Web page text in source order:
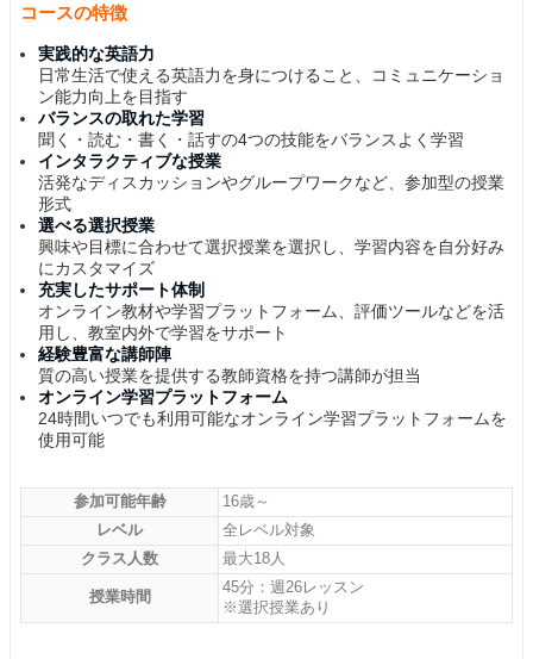
コースの特徴
実践的な英語力
日常生活で使える英語力を身につけること、コミュニケーショ
ン能力向上を目指す
バランスの取れた学習
聞く・読む・書く・話すの4つの技能をバランスよく学習
インタラクティブな授業
活発なディスカッションやグループワークなど、参加型の授業
形式
選べる選択授業
興味や目標に合わせて選択授業を選択し、学習内容を自分好み
にカスタマイズ
充実したサポート体制
オンライン教材や学習プラットフォーム、評価ツールなどを活
用し、教室内外で学習をサポート
経験豊富な講師陣
質の高い授業を提供する教師資格を持つ講師が担当
オンライン学習プラットフォーム
24時間いつでも利用可能なオンライン学習プラットフォームを
使用可能
参加可能年齢
16歳～
レベル
全レベル対象
クラス人数
最大18人
授業時間
45分：週26レッスン
※選択授業あり